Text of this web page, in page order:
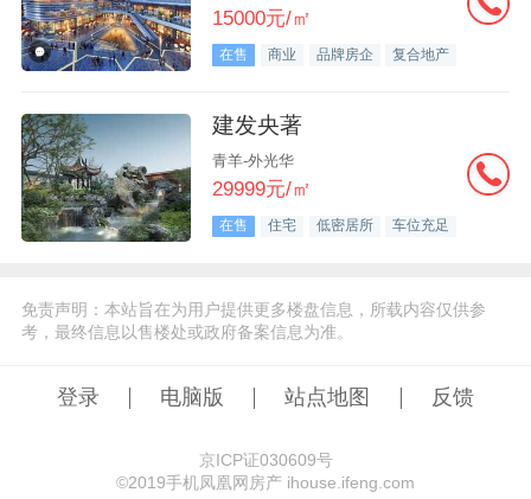
15000元/㎡
在售 商业 品牌房企 复合地产
建发央著
青羊-外光华
29999元/㎡
在售 住宅 低密居所 车位充足
免责声明：本站旨在为用户提供更多楼盘信息，所载内容仅供参
考，最终信息以售楼处或政府备案信息为准。
登录 电脑版 站点地图 反馈
京ICP证030609号
©️2019手机凤凰网房产 ihouse.ifeng.com